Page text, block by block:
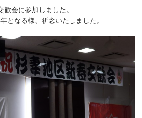
会に参加しました。
となる様、祈念いたしました。